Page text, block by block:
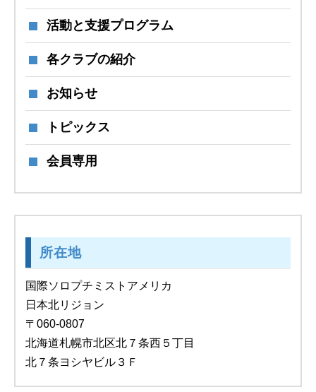
活動と支援プログラム
各クラブの紹介
お知らせ
トピックス
会員専用
所在地
国際ソロプチミストアメリカ
日本北リジョン
〒060-0807
北海道札幌市北区北７条西５丁目
北７条ヨシヤビル３Ｆ